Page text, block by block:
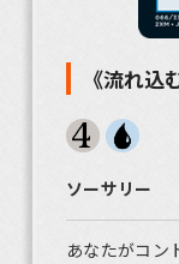
《流れ込
ソーサリー
あなたがコン